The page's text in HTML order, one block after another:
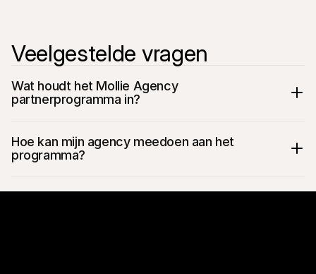
Veelgestelde vragen
Wat houdt het Mollie Agency
partnerprogramma in?
Hoe kan mijn agency meedoen aan het
programma?